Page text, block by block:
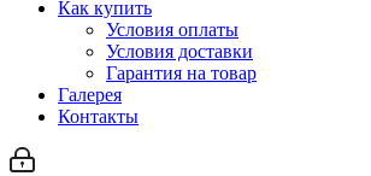
Как купить
Условия оплаты
Условия доставки
Гарантия на товар
Галерея
Контакты